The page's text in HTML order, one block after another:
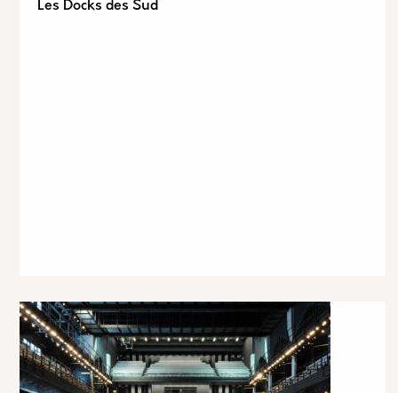
Les Docks des Sud